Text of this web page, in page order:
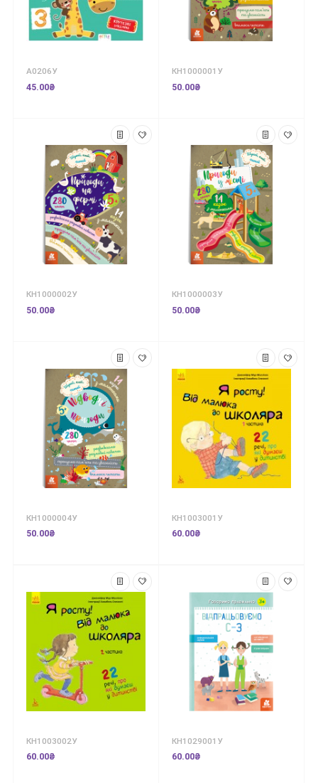
А0206У
45.00₴
КН1000001У
50.00₴
КН1000002У
50.00₴
КН1000003У
50.00₴
КН1000004У
50.00₴
КН1003001У
60.00₴
КН1003002У
60.00₴
КН1029001У
60.00₴